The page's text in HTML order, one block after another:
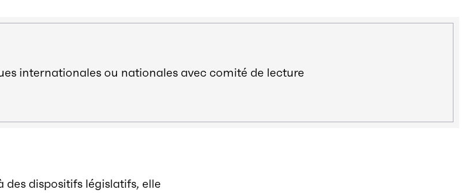
internationales ou nationales avec comité de lecture
des dispositifs législatifs, elle